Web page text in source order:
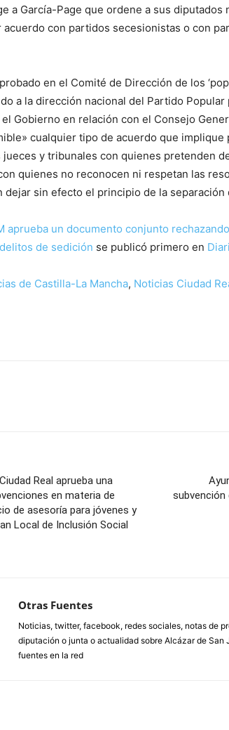
a García-Page que ordene a sus
acuerdo con partidos secesionistas o con
en el Comité de Dirección de los
a la dirección nacional del Partido
Gobierno en relación con el Consejo
cualquier tipo de acuerdo que implique
jueces y tribunales con quienes pretenden
quienes no reconocen ni respetan las
dejar sin efecto el principio de la separación
aprueba un documento conjunto
de sedición se publicó primero en
de Castilla-La Mancha, Noticias Ciudad
Real aprueba una
en materia de
de asesoría para jóvenes y
Local de Inclusión Social
subvención
Otras Fuentes
Noticias, twitter, facebook, redes sociales, notas de
diputación o junta o actualidad sobre Alcázar de San
fuentes en la red